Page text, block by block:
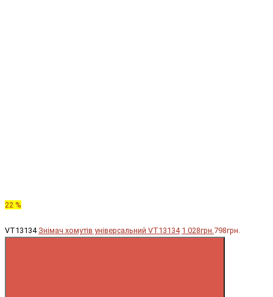
22 %
VT13134 Знімач хомутів універсальний VT13134 1 028грн.798грн.